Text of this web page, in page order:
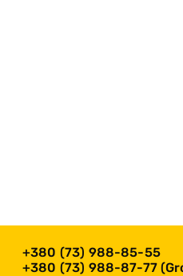
+380 (73) 988-85-55
+380 (73) 988-87-77